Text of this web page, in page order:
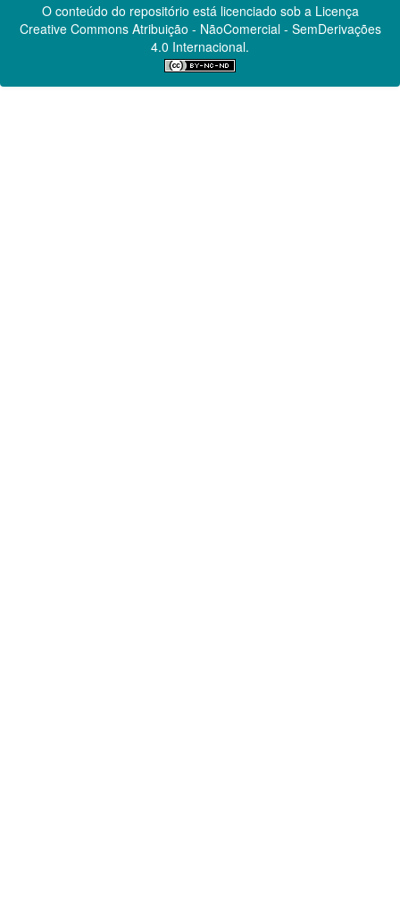
O conteúdo do repositório está licenciado sob a Licença
Creative CommonsAtribuição - NãoComercial - SemDerivações
4.0 Internacional.